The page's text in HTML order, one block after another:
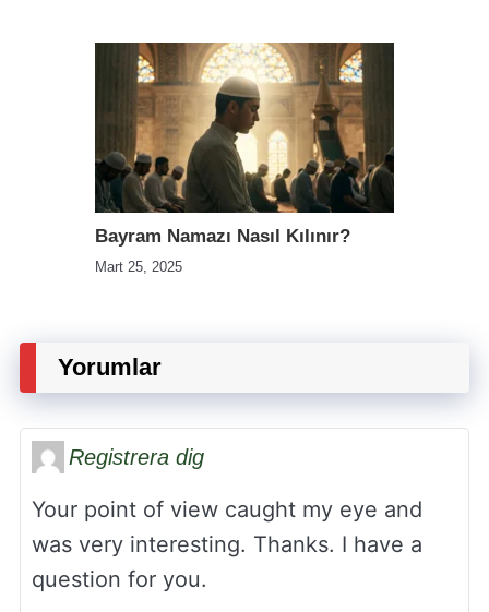
Bayram Namazı Nasıl Kılınır?
Mart 25, 2025
Yorumlar
Registrera dig
Your point of view caught my eye and
was very interesting. Thanks. I have a
question for you.